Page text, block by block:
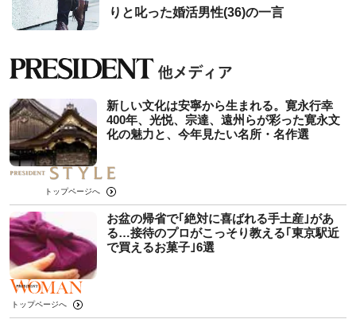
りと叱った婚活男性(36)の一言
新しい文化は安寧から生まれる。寛永行幸
400年、光悦、宗達、遠州らが彩った寛永文
化の魅力と、今年見たい名所・名作選
トップページへ
お盆の帰省で｢絶対に喜ばれる手土産｣があ
る…接待のプロがこっそり教える｢東京駅近
で買えるお菓子｣6選
トップページへ